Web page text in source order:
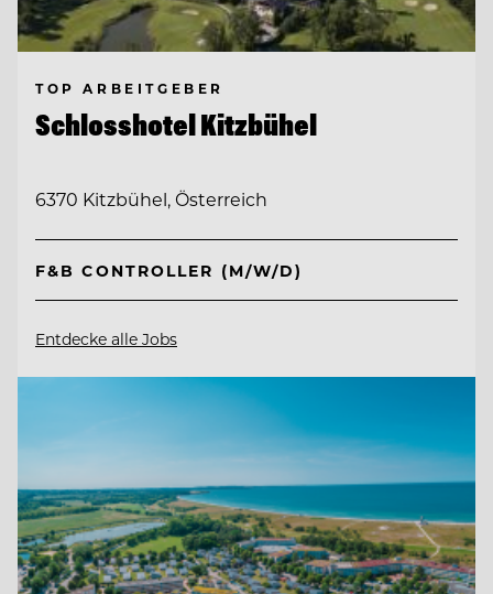
TOP ARBEITGEBER
Schlosshotel Kitzbühel
6370 Kitzbühel, Österreich
F&B CONTROLLER (M/W/D)
Entdecke alle Jobs